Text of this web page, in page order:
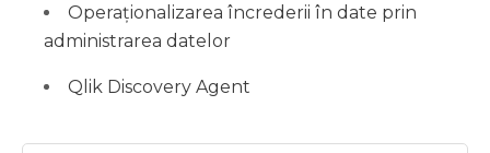
Operaționalizarea încrederii în date prin
administrarea datelor
Qlik Discovery Agent